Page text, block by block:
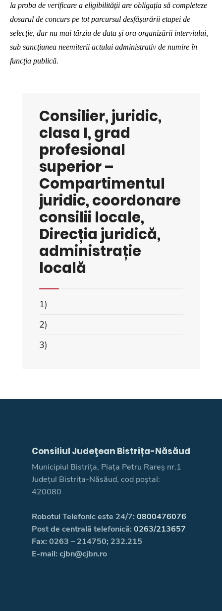
la proba de verificare a eligibilităţii are obligaţia să completeze
dosarul de concurs pe tot parcursul desfăşurării etapei de
selecţie, dar nu mai târziu de data şi ora organizării interviului,
sub sancţiunea neemiterii actului administrativ de numire în
funcţia publică.
Consilier, juridic,
clasa I, grad
profesional
superior –
Compartimentul
juridic, coordonare
consilii locale,
Direcția juridică,
administrație
locală
1)
2)
3)
Consiliul Judeţean Bistrița-Năsăud
Municipiul Bistrița, Piața Petru Rareș nr.1
Județul Bistrița-Năsăud, cod poștal:
420080
Robotul Telefonic este 24/7: 0800476076
Post de centrală telefonică: 0263/213657
Fax: 0263 – 214750; 232.215
E-mail: cjbn@cjbn.ro